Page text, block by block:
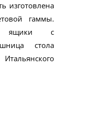
изготовлена
гаммы.
ящики с
стола